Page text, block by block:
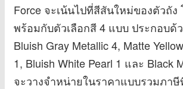
Force จะเน้นไปที่สีสันใหม่ของตัวถั
พร้อมกับตัวเลือกสี 4 แบบ ประกอบด้
Bluish Gray Metallic 4, Matte
1, Bluish White Pearl 1 และ Black
จะวางจำหน่ายในราคาแบบรวมภาษี